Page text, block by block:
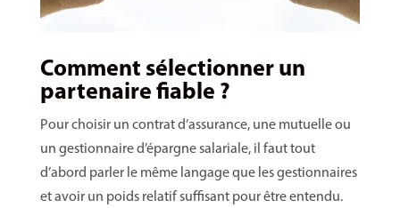
Comment sélectionner un
partenaire fiable ?
Pour choisir un contrat d’assurance, une mutuelle ou
un gestionnaire d’épargne salariale, il faut tout
d’abord parler le même langage que les gestionnaires
et avoir un poids relatif suffisant pour être entendu.